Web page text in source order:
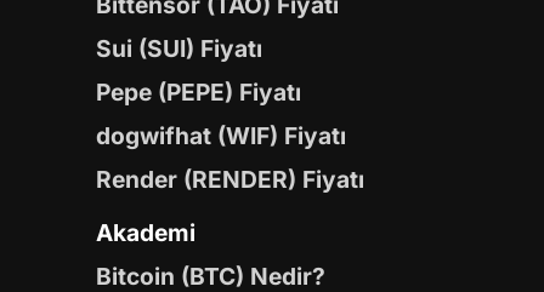
Sui (SUI) Fiyatı
Pepe (PEPE) Fiyatı
dogwifhat (WIF) Fiyatı
Render (RENDER) Fiyatı
Akademi
Bitcoin (BTC) Nedir?